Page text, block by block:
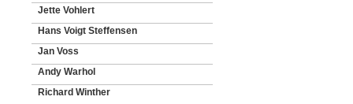
Jette Vohlert
Hans Voigt Steffensen
Jan Voss
Andy Warhol
Richard Winther